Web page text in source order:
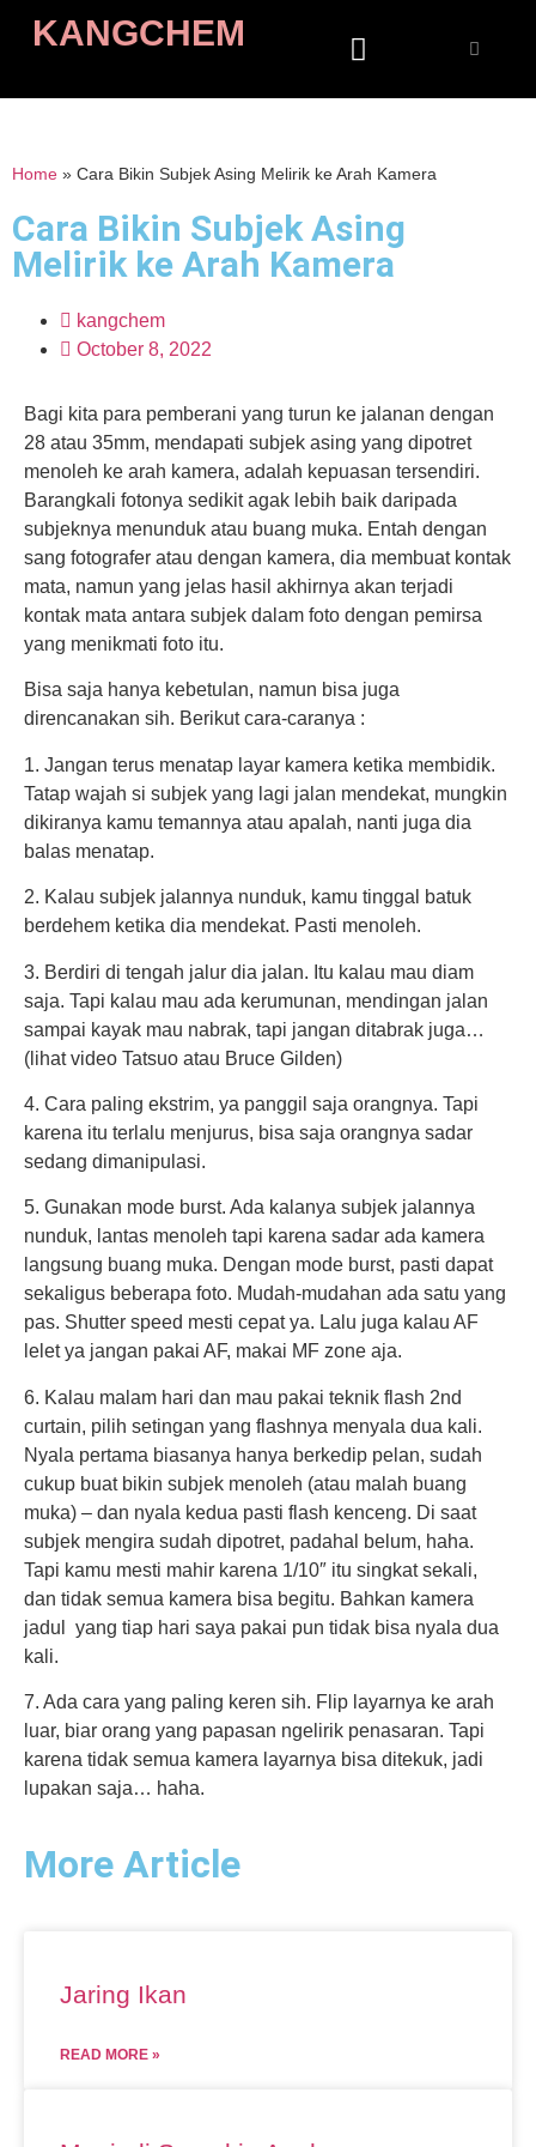
KANGCHEM
Home » Cara Bikin Subjek Asing Melirik ke Arah Kamera
Cara Bikin Subjek Asing
Melirik ke Arah Kamera
kangchem
October 8, 2022
Bagi kita para pemberani yang turun ke jalanan dengan
28 atau 35mm, mendapati subjek asing yang dipotret
menoleh ke arah kamera, adalah kepuasan tersendiri.
Barangkali fotonya sedikit agak lebih baik daripada
subjeknya menunduk atau buang muka. Entah dengan
sang fotografer atau dengan kamera, dia membuat kontak
mata, namun yang jelas hasil akhirnya akan terjadi
kontak mata antara subjek dalam foto dengan pemirsa
yang menikmati foto itu.
Bisa saja hanya kebetulan, namun bisa juga
direncanakan sih. Berikut cara-caranya :
1. Jangan terus menatap layar kamera ketika membidik.
Tatap wajah si subjek yang lagi jalan mendekat, mungkin
dikiranya kamu temannya atau apalah, nanti juga dia
balas menatap.
2. Kalau subjek jalannya nunduk, kamu tinggal batuk
berdehem ketika dia mendekat. Pasti menoleh.
3. Berdiri di tengah jalur dia jalan. Itu kalau mau diam
saja. Tapi kalau mau ada kerumunan, mendingan jalan
sampai kayak mau nabrak, tapi jangan ditabrak juga…
(lihat video Tatsuo atau Bruce Gilden)
4. Cara paling ekstrim, ya panggil saja orangnya. Tapi
karena itu terlalu menjurus, bisa saja orangnya sadar
sedang dimanipulasi.
5. Gunakan mode burst. Ada kalanya subjek jalannya
nunduk, lantas menoleh tapi karena sadar ada kamera
langsung buang muka. Dengan mode burst, pasti dapat
sekaligus beberapa foto. Mudah-mudahan ada satu yang
pas. Shutter speed mesti cepat ya. Lalu juga kalau AF
lelet ya jangan pakai AF, makai MF zone aja.
6. Kalau malam hari dan mau pakai teknik flash 2nd
curtain, pilih setingan yang flashnya menyala dua kali.
Nyala pertama biasanya hanya berkedip pelan, sudah
cukup buat bikin subjek menoleh (atau malah buang
muka) – dan nyala kedua pasti flash kenceng. Di saat
subjek mengira sudah dipotret, padahal belum, haha.
Tapi kamu mesti mahir karena 1/10″ itu singkat sekali,
dan tidak semua kamera bisa begitu. Bahkan kamera
jadul yang tiap hari saya pakai pun tidak bisa nyala dua
kali.
7. Ada cara yang paling keren sih. Flip layarnya ke arah
luar, biar orang yang papasan ngelirik penasaran. Tapi
karena tidak semua kamera layarnya bisa ditekuk, jadi
lupakan saja… haha.
More Article
Jaring Ikan
READ MORE »